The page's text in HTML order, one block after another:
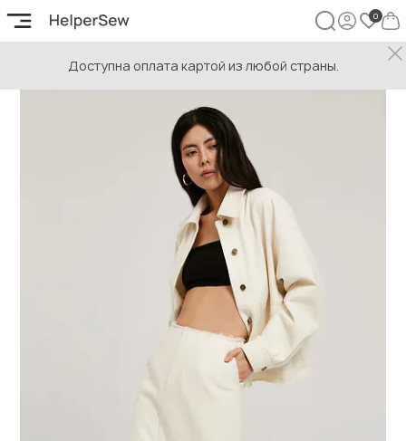
Доступна оплата картой из любой страны.